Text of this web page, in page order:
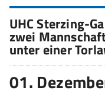
UHC Sterzing-
zwei
unter einer
01.